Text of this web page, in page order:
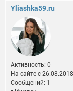
Yliashka59.ru
Активность: 0
На сайте c 26.08.2018
Сообщений: 1